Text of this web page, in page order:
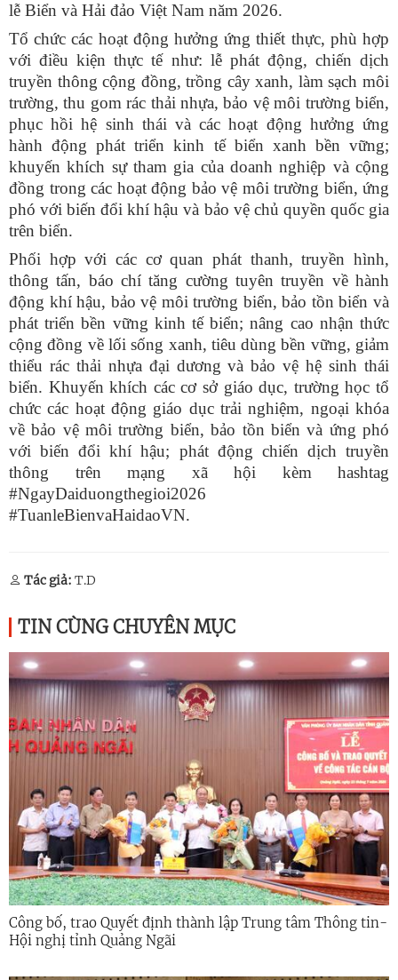
lễ Biển và Hải đảo Việt Nam năm 2026.
Tổ chức các hoạt động hưởng ứng thiết thực, phù hợp
với điều kiện thực tế như: lễ phát động, chiến dịch
truyền thông cộng đồng, trồng cây xanh, làm sạch môi
trường, thu gom rác thải nhựa, bảo vệ môi trường biển,
phục hồi hệ sinh thái và các hoạt động hưởng ứng
hành động phát triển kinh tế biển xanh bền vững;
khuyến khích sự tham gia của doanh nghiệp và cộng
đồng trong các hoạt động bảo vệ môi trường biển, ứng
phó với biến đổi khí hậu và bảo vệ chủ quyền quốc gia
trên biển.
Phối hợp với các cơ quan phát thanh, truyền hình,
thông tấn, báo chí tăng cường tuyên truyền về hành
động khí hậu, bảo vệ môi trường biển, bảo tồn biển và
phát triển bền vững kinh tế biển; nâng cao nhận thức
cộng đồng về lối sống xanh, tiêu dùng bền vững, giảm
thiểu rác thải nhựa đại dương và bảo vệ hệ sinh thái
biển. Khuyến khích các cơ sở giáo dục, trường học tổ
chức các hoạt động giáo dục trải nghiệm, ngoại khóa
về bảo vệ môi trường biển, bảo tồn biển và ứng phó
với biến đổi khí hậu; phát động chiến dịch truyền
thông trên mạng xã hội kèm hashtag
#NgayDaiduongthegioi2026
#TuanleBienvaHaidaoVN.
Tác giả: T.D
TIN CÙNG CHUYÊN MỤC
Công bố, trao Quyết định thành lập Trung tâm Thông tin-
Hội nghị tỉnh Quảng Ngãi